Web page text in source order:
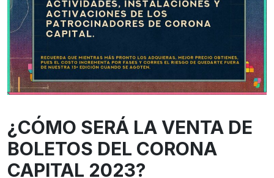
¿CÓMO SERÁ LA VENTA DE
BOLETOS DEL CORONA
CAPITAL 2023?